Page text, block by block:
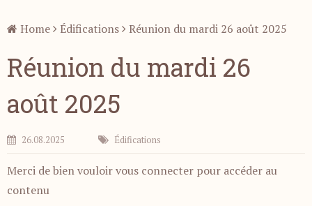
Home Édifications Réunion du mardi 26 août 2025
Réunion du mardi 26
août 2025
26.08.2025 Édifications
Merci de bien vouloir vous connecter pour accéder au
contenu